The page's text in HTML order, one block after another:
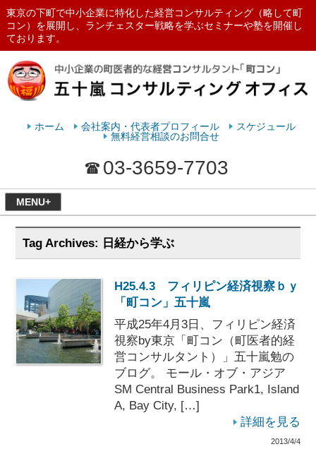
東京の下町で中小企業に特化した経営コンサルティング（略して町
コン）を展開し、ランチェスター戦略を学ぶセミナーや塾を開催し
ております。
ランチェスターの法則を学ぶなら
ホーム 会社案内・代表者プロフィール
スケジュール
無料経営相談のお問合せ
03-3659-7703
MENU+
Tag Archives: 日経から学ぶ
H25.4.3 フィリピン経済視察ｂｙ
「町コン」五十嵐
平成25年4月3日、フィリピン経済
視察by東京「町コン（町医者的経
営コンサルタント）」五十嵐勉の
ブログ。 モール・オブ・アジア
SM Central Business Park1, Island
A, Bay City, […]
詳細を見る
2013/4/4